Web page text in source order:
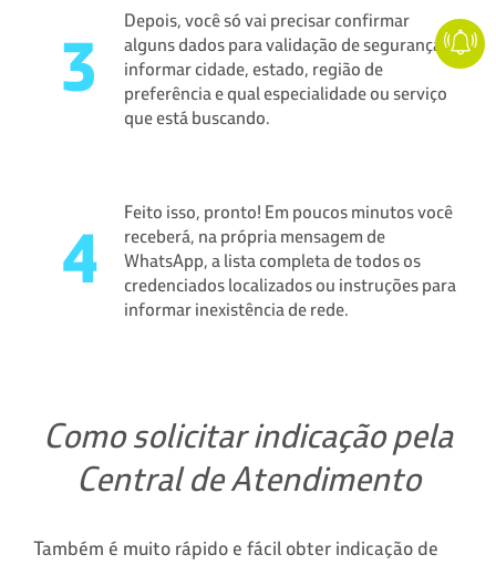
Depois, você só vai precisar confirmar
alguns dados para validação de segurança e
informar cidade, estado, região de
preferência e qual especialidade ou serviço
que está buscando.
Feito isso, pronto! Em poucos minutos você
receberá, na própria mensagem de
WhatsApp, a lista completa de todos os
credenciados localizados ou instruções para
informar inexistência de rede.
Como solicitar indicação pela
Central de Atendimento
Também é muito rápido e fácil obter indicação de